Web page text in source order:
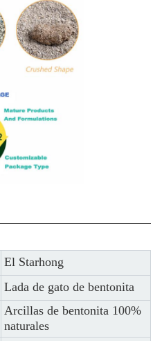
El Starhong
Lada de gato de bentonita
Arcillas de bentonita 100%
naturales